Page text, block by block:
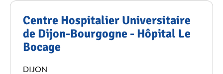
Centre Hospitalier Universitaire
de Dijon-Bourgogne - Hôpital Le
Bocage
DIJON